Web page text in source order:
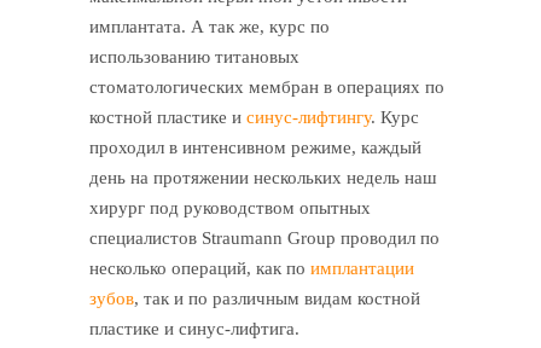
имплантата. А так же, курс по
использованию титановых
стоматологических мембран в операциях по
костной пластике и синус-лифтингу. Курс
проходил в интенсивном режиме, каждый
день на протяжении нескольких недель наш
хирург под руководством опытных
специалистов Straumann Group проводил по
несколько операций, как по имплантации
зубов, так и по различным видам костной
пластике и синус-лифтига.